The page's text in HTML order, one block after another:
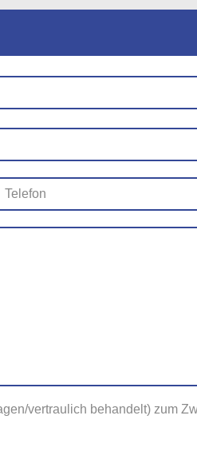
vertraulich behandelt) zum